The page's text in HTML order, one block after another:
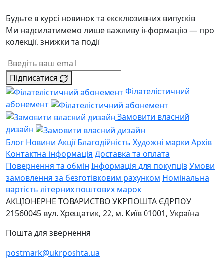
Будьте в курсі новинок та ексклюзивних випусків
Ми надсилатимемо лише важливу інформацію — про
колекції, знижки та події
Підписатися
Філателістичний
абонемент
Замовити власний
дизайн
Блог Новини Акції Благодійність Художні марки Архів
Контактна інформація Доставка та оплата
Повернення та обмін Інформація для покупцівУмови
замовлення за безготівковим рахунком Номінальна
вартість літерних поштових марок
АКЦІОНЕРНЕ ТОВАРИСТВО УКРПОШТА ЄДРПОУ
21560045 вул. Хрещатик, 22, м. Київ01001, Україна
Пошта для звернення
postmark@ukrposhta.ua